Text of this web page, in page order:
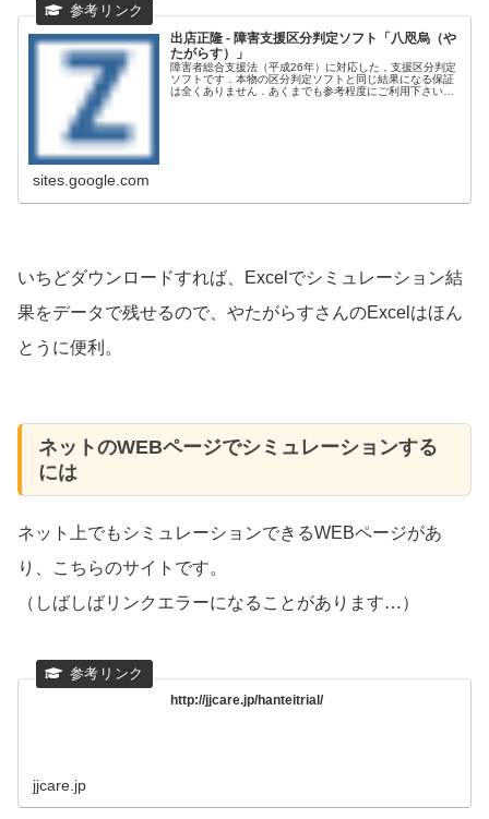
出店正隆 - 障害支援区分判定ソフト「八咫烏（や
たがらす）」
障害者総合支援法（平成26年）に対応した，支援区分判定
ソフトです．本物の区分判定ソフトと同じ結果になる保証
は全くありません．あくまでも参考程度にご利用下さい！
sites.google.com
いちどダウンロードすれば、Excelでシミュレーション結
果をデータで残せるので、やたがらすさんのExcelはほん
とうに便利。
ネットのWEBページでシミュレーションする
には
ネット上でもシミュレーションできるWEBページがあ
り、こちらのサイトです。
（しばしばリンクエラーになることがあります…）
http://jjcare.jp/hanteitrial/
jjcare.jp